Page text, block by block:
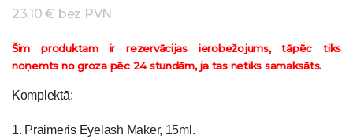
23,10 € bez PVN
Šim produktam ir rezervācijas ierobežojums, tāpēc tiks
noņemts no groza pēc 24 stundām, ja tas netiks samaksāts.
Komplektā:
1. Praimeris Eyelash Maker, 15ml.